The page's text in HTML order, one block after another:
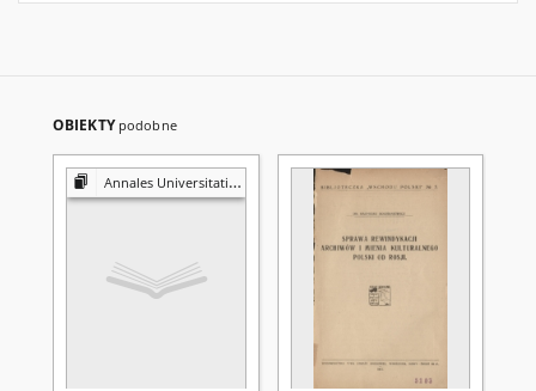
OBIEKTY podobne
Annales Universitatis Mariae Curie-Skłodowska. Sectio FF, Philologiae